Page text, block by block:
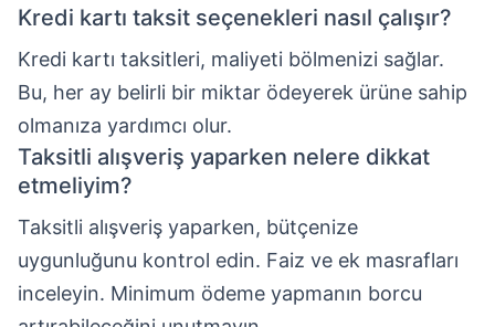
Kredi kartı taksit seçenekleri nasıl çalışır?
Kredi kartı taksitleri, maliyeti bölmenizi sağlar.
Bu, her ay belirli bir miktar ödeyerek ürüne sahip
olmanıza yardımcı olur.
Taksitli alışveriş yaparken nelere dikkat
etmeliyim?
Taksitli alışveriş yaparken, bütçenize
uygunluğunu kontrol edin. Faiz ve ek masrafları
inceleyin. Minimum ödeme yapmanın borcu